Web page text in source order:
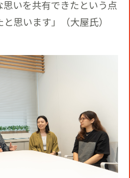
いを共有できたという点
思います」（大屋氏）